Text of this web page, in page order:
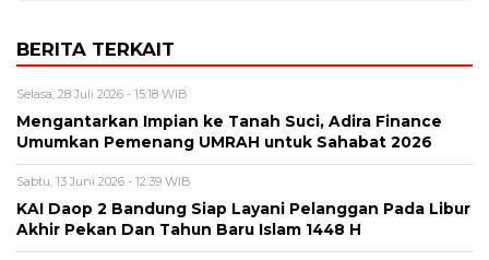
BERITA TERKAIT
Selasa, 28 Juli 2026 - 15:18 WIB
Mengantarkan Impian ke Tanah Suci, Adira Finance
Umumkan Pemenang UMRAH untuk Sahabat 2026
Sabtu, 13 Juni 2026 - 12:39 WIB
KAI Daop 2 Bandung Siap Layani Pelanggan Pada Libur
Akhir Pekan Dan Tahun Baru Islam 1448 H